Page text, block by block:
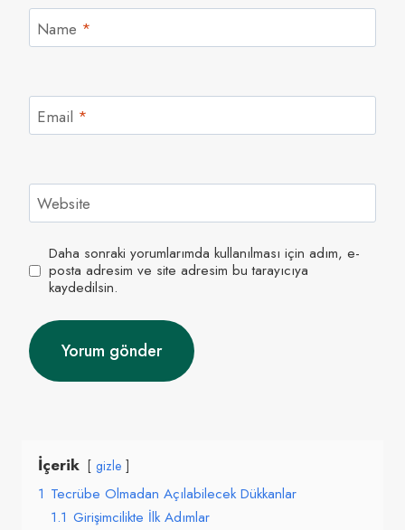
Name *
Email *
Website
Daha sonraki yorumlarımda kullanılması için adım, e-
posta adresim ve site adresim bu tarayıcıya
kaydedilsin.
İçerik gizle
1 Tecrübe Olmadan Açılabilecek Dükkanlar
1.1 Girişimcilikte İlk Adımlar